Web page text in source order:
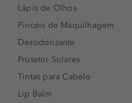
Lápis de Olhos
Pincéis de Maquilhagem
Desodorizante
Protetor Solares
Tintas para Cabelo
Lip Balm